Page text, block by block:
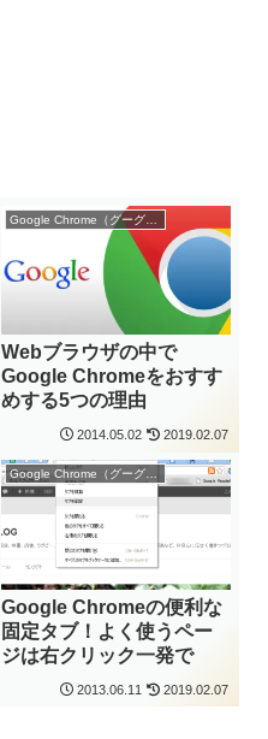
Webブラウザの中で
Google Chromeをおすす
めする5つの理由
2014.05.02 2019.02.07
Google Chromeの便利な
固定タブ！よく使うペー
ジは右クリック一発で
2013.06.11 2019.02.07